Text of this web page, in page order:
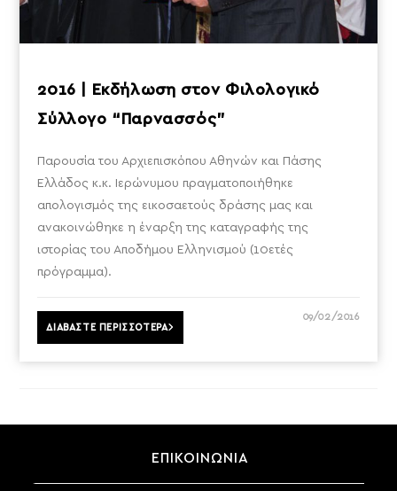
2016 | Εκδήλωση στον Φιλολογικό
Σύλλογο “Παρνασσός”
Παρουσία του Αρχιεπισκόπου Αθηνών και Πάσης
Ελλάδος κ.κ. Ιερώνυμου πραγματοποιήθηκε
απολογισμός της εικοσαετούς δράσης μας και
ανακοινώθηκε η έναρξη της καταγραφής της
ιστορίας του Αποδήμου Ελληνισμού (10ετές
πρόγραμμα).
ΔΙΑΒΑΣΤΕ ΠΕΡΙΣΣΟΤΕΡΑ
09/02/2016
ΕΠΙΚΟΙΝΩΝΙΑ